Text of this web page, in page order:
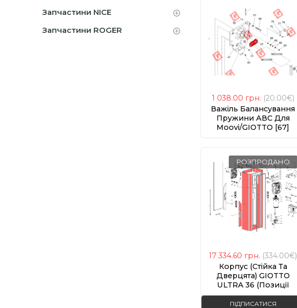
1 038.00 грн. (20.00€)
Важіль Балансування
Пружини АВС Для
Moovi/GIOTTO [67]
РОЗПРОДАНО
17 334.60 грн. (334.00€)
Корпус (стійка Та
Дверцята) GIOTTO
ULTRA 36 (позиції
201, 192, 083)
ПІДПИСАТИСЯ
Запчастини NICE
Запчастини ROGER